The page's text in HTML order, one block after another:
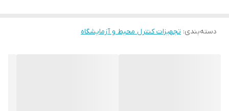
دسته‌بندی: تجهیزات کنترل محیط و آزمایشگاه